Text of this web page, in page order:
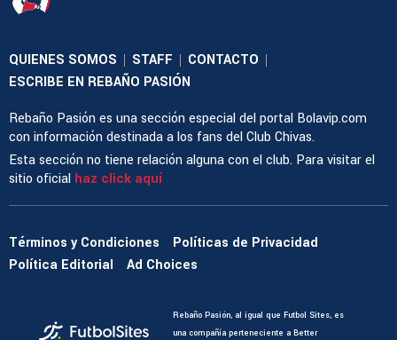
QUIENES SOMOS | STAFF | CONTACTO |
ESCRIBE EN REBAÑO PASIÓN
Rebaño Pasión es una sección especial del portal Bolavip.com
con información destinada a los fans del Club Chivas.
Esta sección no tiene relación alguna con el club. Para visitar el
sitio oficial haz click aquí
Términos y Condiciones
Políticas de Privacidad
Política Editorial
Ad Choices
Rebaño Pasión, al igual que Futbol Sites, es
una compañía perteneciente a Better